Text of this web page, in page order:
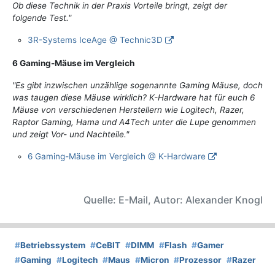
Ob diese Technik in der Praxis Vorteile bringt, zeigt der
folgende Test."
3R-Systems IceAge @ Technic3D
6 Gaming-Mäuse im Vergleich
"Es gibt inzwischen unzählige sogenannte Gaming Mäuse, doch
was taugen diese Mäuse wirklich? K-Hardware hat für euch 6
Mäuse von verschiedenen Herstellern wie Logitech, Razer,
Raptor Gaming, Hama und A4Tech unter die Lupe genommen
und zeigt Vor- und Nachteile."
6 Gaming-Mäuse im Vergleich @ K-Hardware
Quelle: E-Mail, Autor: Alexander Knogl
#Betriebssystem #CeBIT #DIMM #Flash #Gamer
#Gaming #Logitech #Maus #Micron #Prozessor #Razer